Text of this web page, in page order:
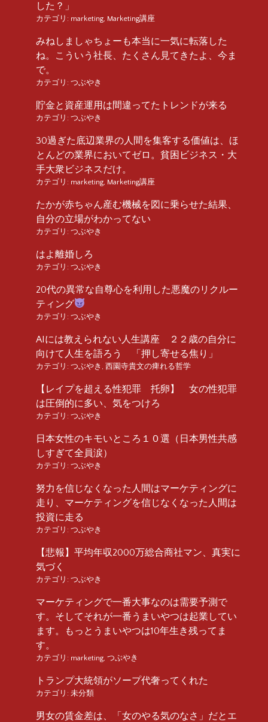
した？」
カテゴリ: marketing Marketing講座
みねしましゃちょーも本当に一気に転落した
ね。こういう社長、たくさん見てきたよ、今ま
で。
カテゴリ: つぶやき
貯金と資産運用は間違ってたトレンドが来る
カテゴリ: つぶやき
30過ぎた底辺業界の人間を集客する価値は、ほ
とんどの業界においてゼロ。貧困ビジネス・大
手大衆ビジネスだけ。
カテゴリ: marketing Marketing講座
たかが赤ちゃん産む機械を図に乗らせた結果、
自分の立場がわかってない
カテゴリ: つぶやき
はよ離婚しろ
カテゴリ: つぶやき
20代の異常な自尊心を利用した悪魔のリクルー
ティング
カテゴリ: つぶやき
AIには教えられない人生講座 ２２歳の自分に
向けて人生を語ろう 「押し寄せる焦り」
カテゴリ: つぶやき 西園寺貴文の痺れる哲学
【レイプを超える性犯罪 托卵】 女の性犯罪
は圧倒的に多い、気をつけろ
カテゴリ: つぶやき
日本女性のキモいところ１０選（日本男性共感
しすぎて全員涙）
カテゴリ: つぶやき
努力を信じなくなった人間はマーケティングに
走り、マーケティングを信じなくなった人間は
投資に走る
カテゴリ: つぶやき
【悲報】平均年収2000万総合商社マン、真実に
気づく
カテゴリ: つぶやき
マーケティングで一番大事なのは需要予測で
す。そしてそれが一番うまいやつは起業してい
ます。もっとうまいやつは10年生き残ってま
す。
カテゴリ: marketing つぶやき
トランプ大統領がソープ代奢ってくれた
カテゴリ: 未分類
男女の賃金差は、「女のやる気のなさ」だとエ